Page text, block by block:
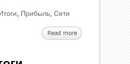
Прибыль Сети